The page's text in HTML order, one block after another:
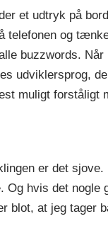
et udtryk på
og
buzzwords.
udviklersprog,
muligt forståligt
er det
hvis det nogle
blot, at jeg tager